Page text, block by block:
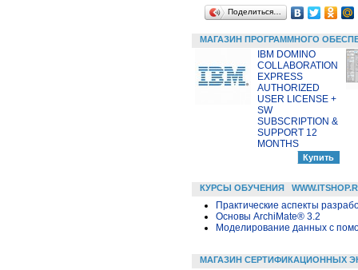
Поделиться…
МАГАЗИН ПРОГРАММНОГО
IBM DOMINO
COLLABORATION
EXPRESS
AUTHORIZED
USER LICENSE +
SW
SUBSCRIPTION &
SUPPORT 12
MONTHS
КУРСЫ ОБУЧЕНИЯ
Практические аспекты
Основы ArchiMate® 3.2
Моделирование данных с
МАГАЗИН СЕРТИФИКАЦИОННЫХ